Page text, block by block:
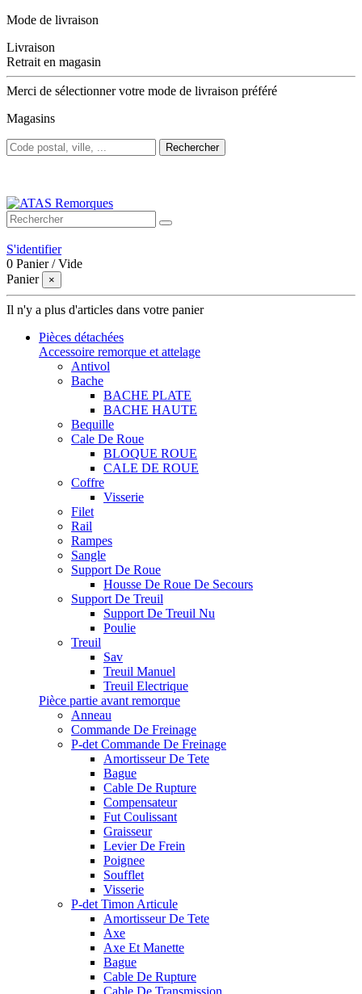
Mode de livraison
Livraison
Retrait en magasin
Merci de sélectionner votre mode de livraison préféré
Magasins
Rechercher
S'identifier
0 Panier /Vide
Panier
×
Il n'y a plus d'articles dans votre panier
Pièces détachées
Accessoire remorque et attelage
Antivol
Bache
BACHE PLATE
BACHE HAUTE
Bequille
Cale De Roue
BLOQUE ROUE
CALE DE ROUE
Coffre
Visserie
Filet
Rail
Rampes
Sangle
Support De Roue
Housse De Roue De Secours
Support De Treuil
Support De Treuil Nu
Poulie
Treuil
Sav
Treuil Manuel
Treuil Electrique
Pièce partie avant remorque
Anneau
Commande De Freinage
P-det Commande De Freinage
Amortisseur De Tete
Bague
Cable De Rupture
Compensateur
Fut Coulissant
Graisseur
Levier De Frein
Poignee
Soufflet
Visserie
P-det Timon Articule
Amortisseur De Tete
Axe
Axe Et Manette
Bague
Cable De Rupture
Cable De Transmission